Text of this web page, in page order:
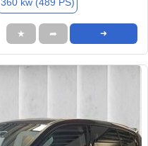
360 kw (489 PS)
★ ➦ ➜